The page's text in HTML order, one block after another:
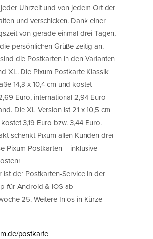
jeder Uhrzeit und von jedem Ort der
und verschicken. Dank einer
von gerade einmal drei Tagen,
persönlichen Grüße zeitig an.
die Postkarten in den Varianten
XL. Die Pixum Postkarte Klassik
14,8 x 10,4 cm und kostet
Euro, international 2,94 Euro
Die XL Version ist 21 x 10,5 cm
3,19 Euro bzw. 3,44 Euro.
schenkt Pixum allen Kunden drei
Pixum Postkarten – inklusive
ist der Postkarten-Service in der
für Android & iOS ab
25. Weitere Infos in Kürze
postkarte